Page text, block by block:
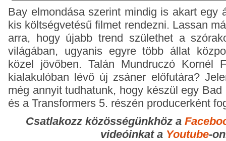
Bay elmondása szerint mindig is akart egy
kis költségvetésű filmet rendezni. Lassan
arra, hogy újabb trend születhet a
világában, ugyanis egyre több állat
közel jövőben. Talán Mundruczó Kornél
kialakulóban lévő új zsáner előfutára?
még annyit tudhatunk, hogy készül egy
és a Transformers 5. részén producerként
Csatlakozz közösségünkhöz a
videóinkat a Youtube-